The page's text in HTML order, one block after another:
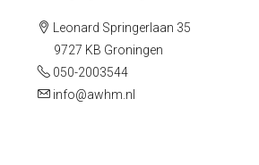
Leonard Springerlaan 35
9727 KB Groningen
050-2003544
info@awhm.nl